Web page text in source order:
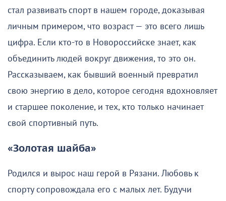
стал развивать спорт в нашем городе, доказывая
личным примером, что возраст — это всего лишь
цифра. Если кто-то в Новороссийске знает, как
объединить людей вокруг движения, то это он.
Рассказываем, как бывший военный превратил
свою энергию в дело, которое сегодня вдохновляет
и старшее поколение, и тех, кто только начинает
свой спортивный путь.
«Золотая шайба»
Родился и вырос наш герой в Рязани. Любовь к
спорту сопровождала его с малых лет. Будучи